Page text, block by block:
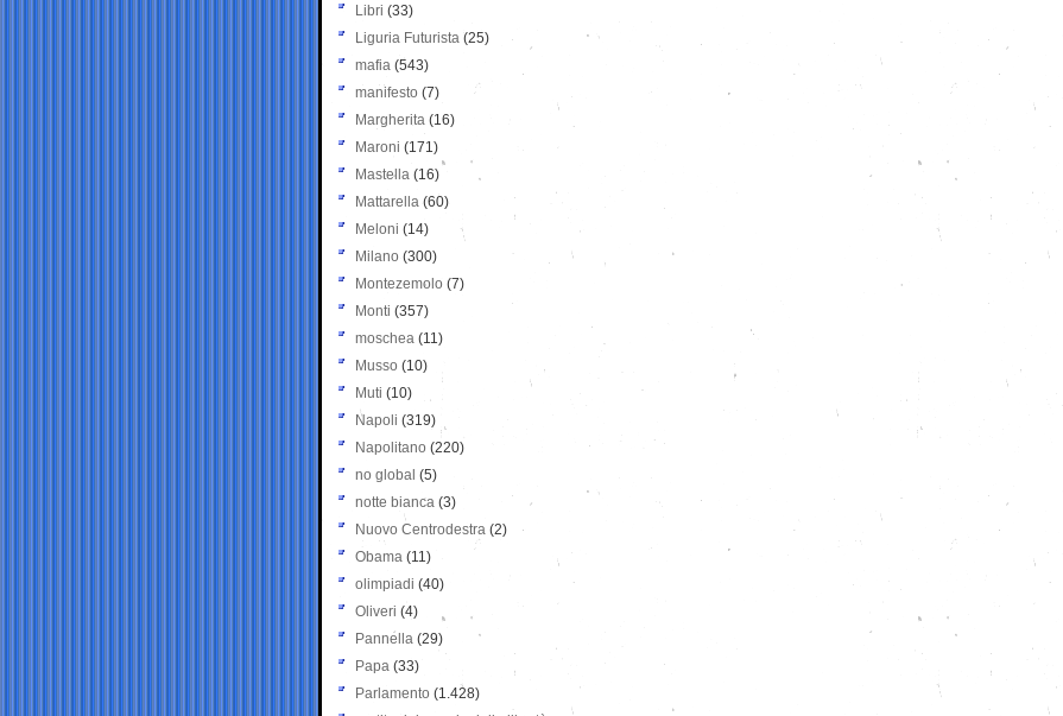
Libri (33)
Liguria Futurista (25)
mafia (543)
manifesto (7)
Margherita (16)
Maroni (171)
Mastella (16)
Mattarella (60)
Meloni (14)
Milano (300)
Montezemolo (7)
Monti (357)
moschea (11)
Musso (10)
Muti (10)
Napoli (319)
Napolitano (220)
no global (5)
notte bianca (3)
Nuovo Centrodestra (2)
Obama (11)
olimpiadi (40)
Oliveri (4)
Pannella (29)
Papa (33)
Parlamento (1.428)